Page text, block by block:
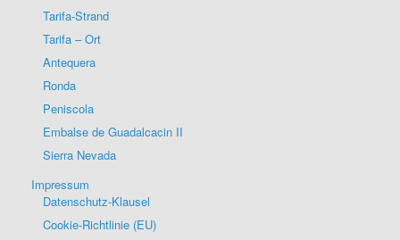
Tarifa-Strand
Tarifa – Ort
Antequera
Ronda
Peniscola
Embalse de Guadalcacin II
Sierra Nevada
Impressum
Datenschutz-Klausel
Cookie-Richtlinie (EU)